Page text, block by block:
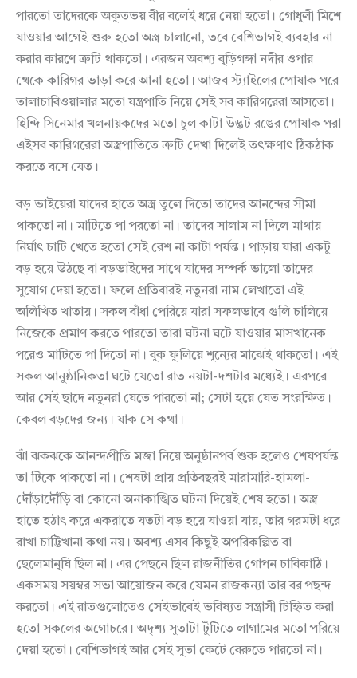
পারতো তাদেরকে অকুতভয় বীর বলেই ধরে নেয়া হতো। গোধুলী মিশে
যাওয়ার আগেই শুরু হতো অস্ত্র চালানো, তবে বেশিভাগই ব্যবহার না
করার কারণে ত্রুটি থাকতো। এরজন অবশ্য বুড়িগঙ্গা নদীর ওপার
থেকে কারিগর ভাড়া করে আনা হতো। আজব স্ট্যাইলের পোষাক পরে
তালাচাবিওয়ালার মতো যন্ত্রপাতি নিয়ে সেই সব কারিগরেরা আসতো।
হিন্দি সিনেমার খলনায়কদের মতো চুল কাটা উদ্ভট রঙের পোষাক পরা
এইসব কারিগরেরা অস্ত্রপাতিতে ত্রুটি দেখা দিলেই তৎক্ষণাৎ ঠিকঠাক
করতে বসে যেত।
বড় ভাইয়েরা যাদের হাতে অস্ত্র তুলে দিতো তাদের আনন্দের সীমা
থাকতো না। মাটিতে পা পরতো না। তাদের সালাম না দিলে মাথায়
নির্ঘাৎ চাটি খেতে হতো সেই রেশ না কাটা পর্যন্ত। পাড়ায় যারা একটু
বড় হয়ে উঠছে বা বড়ভাইদের সাথে যাদের সম্পর্ক ভালো তাদের
সুযোগ দেয়া হতো। ফলে প্রতিবারই নতুনরা নাম লেখাতো এই
অলিখিত খাতায়। সকল বাঁধা পেরিয়ে যারা সফলভাবে গুলি চালিয়ে
নিজেকে প্রমাণ করতে পারতো তারা ঘটনা ঘটে যাওয়ার মাসখানেক
পরেও মাটিতে পা দিতো না। বুক ফুলিয়ে শূন্যের মাঝেই থাকতো। এই
সকল আনুষ্ঠানিকতা ঘটে যেতো রাত নয়টা-দশটার মধ্যেই। এরপরে
আর সেই ছাদে নতুনরা যেতে পারতো না; সেটা হয়ে যেত সংরক্ষিত।
কেবল বড়দের জন্য। যাক সে কথা।
ঝাঁ ঝকঝকে আনন্দপ্রীতি মজা নিয়ে অনুষ্ঠানপর্ব শুরু হলেও শেষপর্যন্ত
তা টিকে থাকতো না। শেষটা প্রায় প্রতিবছরই মারামারি-হামলা-
দৌঁড়াদৌঁড়ি বা কোনো অনাকাঙ্খিত ঘটনা দিয়েই শেষ হতো। অস্ত্র
হাতে হঠাৎ করে একরাতে যতটা বড় হয়ে যাওয়া যায়, তার গরমটা ধরে
রাখা চাট্টিখানা কথা নয়। অবশ্য এসব কিছুই অপরিকল্পিত বা
ছেলেমানুষি ছিল না। এর পেছনে ছিল রাজনীতির গোপন চাবিকাঠি।
একসময় সয়ম্বর সভা আয়োজন করে যেমন রাজকন্যা তার বর পছন্দ
করতো। এই রাতগুলোতেও সেইভাবেই ভবিষ্যত সন্ত্রাসী চিহ্নিত করা
হতো সকলের অগোচরে। অদৃশ্য সুতাটা টুঁটিতে লাগামের মতো পরিয়ে
দেয়া হতো। বেশিভাগই আর সেই সুতা কেটে বেরুতে পারতো না।